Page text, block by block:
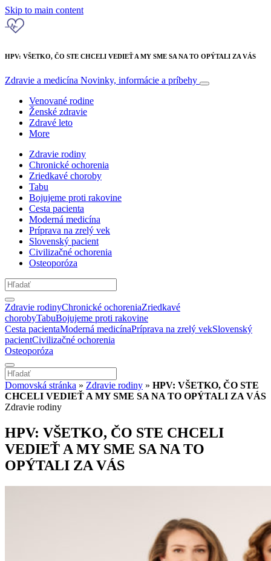
Skip to main content
HPV: VŠETKO, ČO STE CHCELI VEDIEŤ A MY SME SA NA TO OPÝTALI ZA VÁS
Zdravie a medicína Novinky, informácie a príbehy
Venované rodine
Ženské zdravie
Zdravé leto
More
Zdravie rodiny
Chronické ochorenia
Zriedkavé choroby
Tabu
Bojujeme proti rakovine
Cesta pacienta
Moderná medicína
Príprava na zrelý vek
Slovenský pacient
Civilizačné ochorenia
Osteoporóza
Zdravie rodinyChronické ochoreniaZriedkavé
chorobyTabuBojujeme proti rakovine
Cesta pacientaModerná medicínaPríprava na zrelý vekSlovenský
pacientCivilizačné ochorenia
Osteoporóza
Domovská stránka » Zdravie rodiny » HPV: VŠETKO, ČO STE
CHCELI VEDIEŤ A MY SME SA NA TO OPÝTALI ZA VÁS
Zdravie rodiny
HPV: VŠETKO, ČO STE CHCELI
VEDIEŤ A MY SME SA NA TO
OPÝTALI ZA VÁS